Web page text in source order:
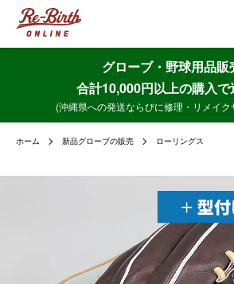
グローブ・野球用品販
合計10,000円以上の購入で
(沖縄県への発送ならびに修理・リメイ
ホーム 新品グローブの販売 ローリングス